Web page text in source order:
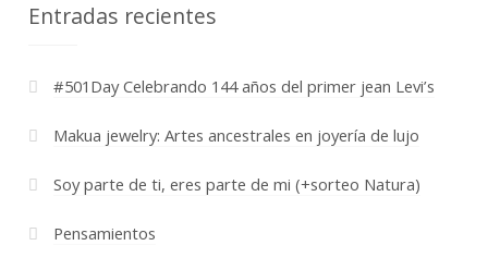
Entradas recientes
#501Day Celebrando 144 años del primer jean Levi’s
Makua jewelry: Artes ancestrales en joyería de lujo
Soy parte de ti, eres parte de mi (+sorteo Natura)
Pensamientos